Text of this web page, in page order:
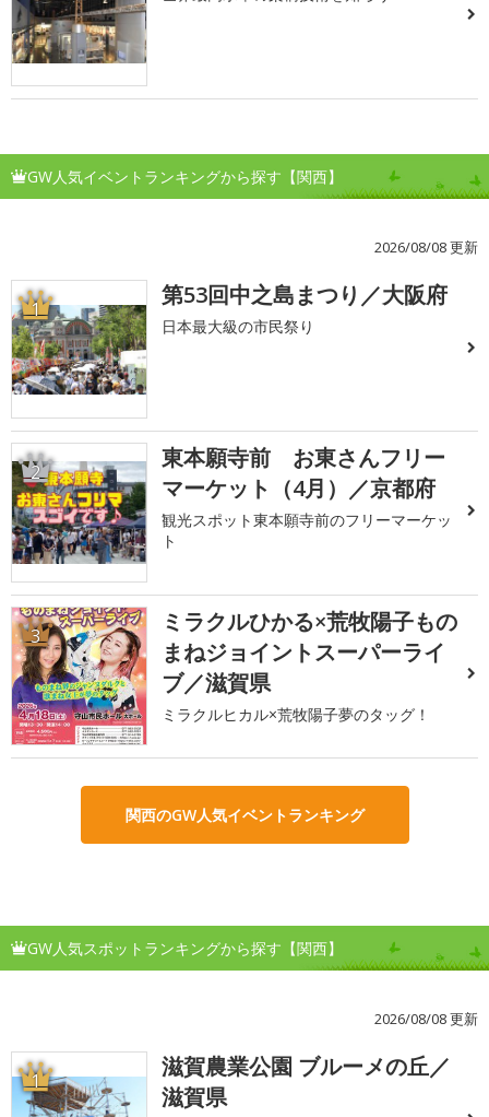
GW人気イベントランキングから探す【関西】
2026/08/08 更新
1 第53回中之島まつり／大阪府
日本最大級の市民祭り
2
東本願寺前 お東さんフリー
マーケット（4月）／京都府
観光スポット東本願寺前のフリーマーケッ
ト
3
ミラクルひかる×荒牧陽子もの
まねジョイントスーパーライ
ブ／滋賀県
ミラクルヒカル×荒牧陽子夢のタッグ！
関西のGW人気イベントランキング
GW人気スポットランキングから探す【関西】
2026/08/08 更新
1
滋賀農業公園 ブルーメの丘／
滋賀県